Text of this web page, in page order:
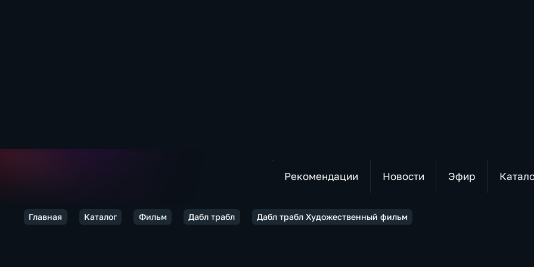
Рекомендации Новости Эфир
Главная Каталог Фильм Дабл трабл Дабл трабл Художественный фильм